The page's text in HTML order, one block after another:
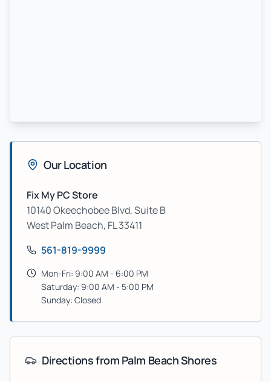
Our Location
Fix My PC Store
10140 Okeechobee Blvd, Suite B
West Palm Beach, FL33411
561-819-9999
Mon-Fri: 9:00 AM - 6:00 PM
Saturday: 9:00 AM - 5:00 PM
Sunday: Closed
Directions from Palm Beach Shores